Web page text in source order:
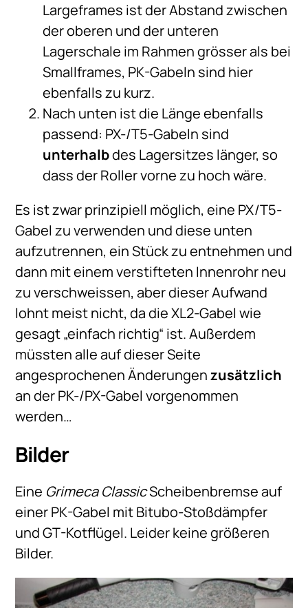
Largeframes ist der Abstand zwischen
der oberen und der unteren
Lagerschale im Rahmen grösser als bei
Smallframes, PK-Gabeln sind hier
ebenfalls zu kurz.
Nach unten ist die Länge ebenfalls
passend: PX-/T5-Gabeln sind
unterhalbdes Lagersitzes länger, so
dass der Roller vorne zu hoch wäre.
Es ist zwar prinzipiell möglich, eine PX/T5-
Gabel zu verwenden und diese unten
aufzutrennen, ein Stück zu entnehmen und
dann mit einem verstifteten Innenrohr neu
zu verschweissen, aber dieser Aufwand
lohnt meist nicht, da die XL2-Gabel wie
gesagt „einfach richtig“ ist. Außerdem
müssten alle auf dieser Seite
angesprochenen Änderungenzusätzlich
an der PK-/PX-Gabel vorgenommen
werden…
Bilder
Eine Grimeca ClassicScheibenbremse auf
einer PK-Gabel mit Bitubo-Stoßdämpfer
und GT-Kotflügel. Leider keine größeren
Bilder.